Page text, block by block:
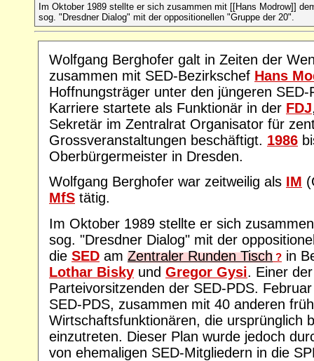
Im Oktober 1989 stellte er sich zusammen mit [[Hans Modrow]]
sog. "Dresdner Dialog" mit der oppositionellen "Gruppe der 20".
Wolfgang Berghofer galt in Zeiten der
zusammen mit SED-Bezirkschef Hans
Hoffnungsträger unter den jüngeren
Karriere startete als Funktionär in der FDJ
Sekretär im Zentralrat Organisator für
Grossveranstaltungen beschäftigt. 1986
Oberbürgermeister in Dresden.
Wolfgang Berghofer war zeitweilig als IM
MfS tätig.
Im Oktober 1989 stellte er sich
sog. "Dresdner Dialog" mit der
die SED am Zentraler Runden Tisch ? in
Lothar Bisky und Gregor Gysi. Einer
Parteivorsitzenden der SED-PDS.
SED-PDS, zusammen mit 40 anderen
Wirtschaftsfunktionären, die ursprünglich
einzutreten. Dieser Plan wurde jedoch
von ehemaligen SED-Mitgliedern in die